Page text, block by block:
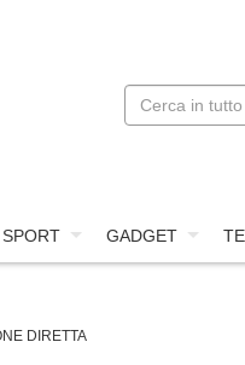
SPORT GADGET
DIRETTA